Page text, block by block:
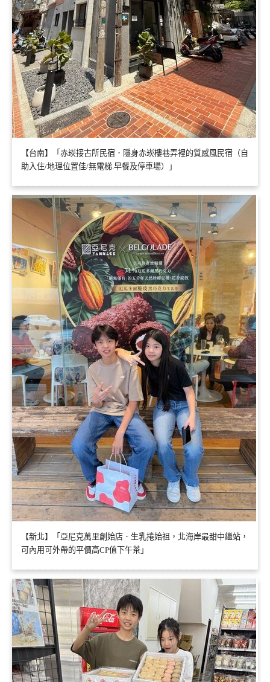
【台南】「赤崁接古所民宿．隱身赤崁樓巷弄裡的質感風民宿（自
助入住/地理位置佳/無電梯.早餐及停車場）」
【新北】「亞尼克萬里創始店．生乳捲始祖，北海岸最甜中繼站，
可內用可外帶的平價高CP值下午茶」